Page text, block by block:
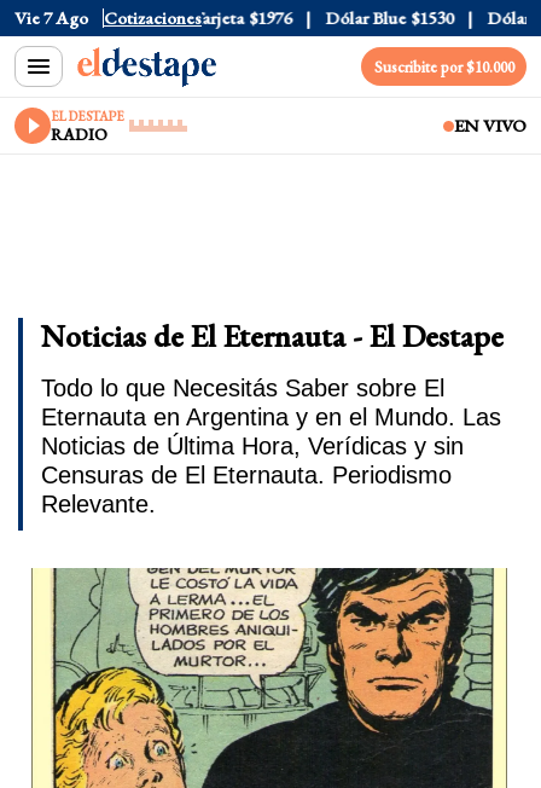
Vie 7 Ago Cotizaciones
$1520 Dólar Tarjeta $1976 Dólar Blue $1530 Dólar CCL
Suscribite por $10.000
EL DESTAPE
RADIO EN VIVO
Noticias de El Eternauta - El Destape
Todo lo que Necesitás Saber sobre El
Eternauta en Argentina y en el Mundo. Las
Noticias de Última Hora, Verídicas y sin
Censuras de El Eternauta. Periodismo
Relevante.